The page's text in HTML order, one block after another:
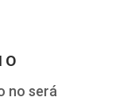
no será